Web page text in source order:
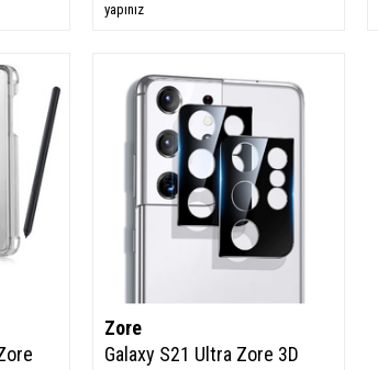
yapınız
Zore
Galaxy S21 Ultra Zore 3D